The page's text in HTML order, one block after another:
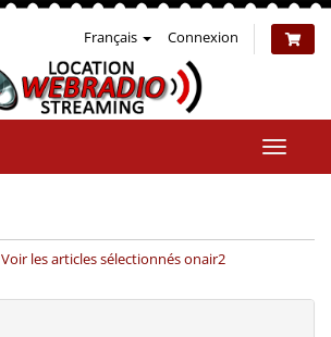
Français Connexion
la
Voir les articles sélectionnés onair2